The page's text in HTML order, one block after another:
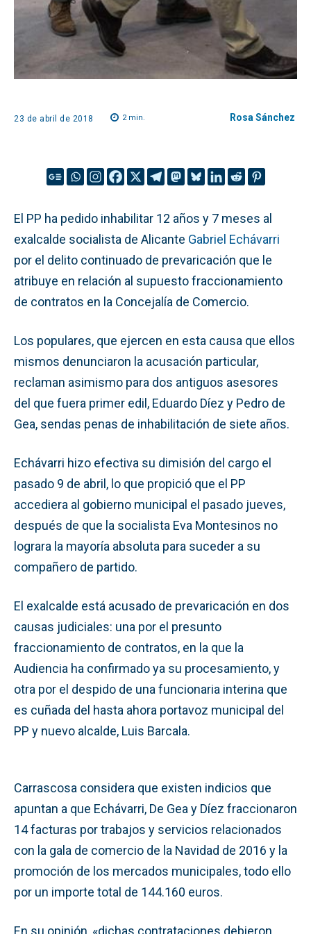
23 de abril de 2018 2min. Rosa Sánchez
El PP ha pedido inhabilitar 12 años y 7 meses al
exalcalde socialista de Alicante Gabriel Echávarri
por el delito continuado de prevaricación que le
atribuye en relación al supuesto fraccionamiento
de contratos en la Concejalía de Comercio.
Los populares, que ejercen en esta causa que ellos
mismos denunciaron la acusación particular,
reclaman asimismo para dos antiguos asesores
del que fuera primer edil, Eduardo Díez y Pedro de
Gea, sendas penas de inhabilitación de siete años.
Echávarri hizo efectiva su dimisión del cargo el
pasado 9 de abril, lo que propició que el PP
accediera al gobierno municipal el pasado jueves,
después de que la socialista Eva Montesinos no
lograra la mayoría absoluta para suceder a su
compañero de partido.
El exalcalde está acusado de prevaricación en dos
causas judiciales: una por el presunto
fraccionamiento de contratos, en la que la
Audiencia ha confirmado ya su procesamiento, y
otra por el despido de una funcionaria interina que
es cuñada del hasta ahora portavoz municipal del
PP y nuevo alcalde, Luis Barcala.
Carrascosa considera que existen indicios que
apuntan a que Echávarri, De Gea y Díez fraccionaron
14 facturas por trabajos y servicios relacionados
con la gala de comercio de la Navidad de 2016 y la
promoción de los mercados municipales, todo ello
por un importe total de 144.160 euros.
En su opinión, «dichas contrataciones debieron